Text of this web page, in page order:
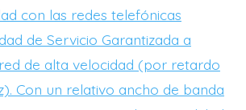
con las redes telefónicas
de Servicio Garantizada a
de alta velocidad (por retardo
Con un relativo ancho de banda